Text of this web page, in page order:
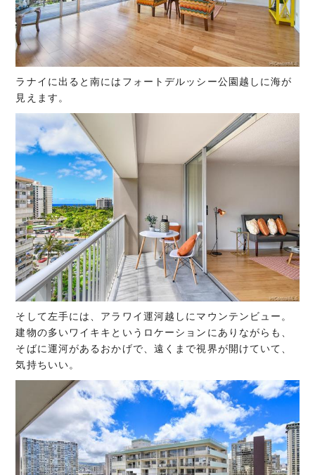
ラナイに出ると南にはフォートデルッシー公園越しに海が
見えます。
そして左手には、アラワイ運河越しにマウンテンビュー。
建物の多いワイキキというロケーションにありながらも、
そばに運河があるおかげで、遠くまで視界が開けていて、
気持ちいい。